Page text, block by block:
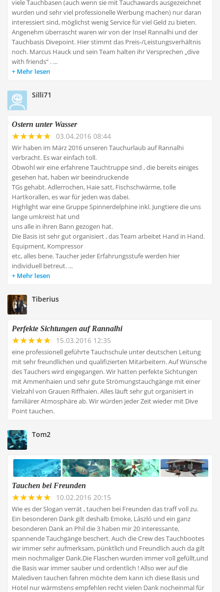
viele Tauchbasen (auch wenn sie mit Tauchawards ausgezeichnet
wurden und sehr viel professionelle Werbung machen) nur daran
interessiert sind, möglichst wenig Service für viel Geld zu bieten.
Angenehm überrascht waren wir von der Insel Rannalhi und der
Tauchbasis Divepoint. Hier stimmt das Preis-/Leistungsverhältnis
noch. Marcus Hauck und sein Team halten ihr Versprechen „dive
with friends“ . ...
Mehr lesen
Silli71
Ostern unter Wasser
03.04.2016 08:44
Wir haben im März 2016 unseren Tauchurlaub auf Rannalhi
verbracht. Es war einfach toll.
Obwohl wir eine erfahrene Tauchtruppe sind , die bereits einiges
gesehen hat, haben wir beeindruckende
TGs gehabt. Adlerrochen, Haie satt, Fischschwärme, tolle
Hartkorallen, es war für jeden was dabei.
Highlight war eine Gruppe Spinnerdelphine inkl. Jungtiere die uns
lange umkreist hat und
uns alle in ihren Bann gezogen hat.
Die Basis ist sehr gut organisiert , das Team arbeitet Hand in Hand.
Equipment, Kompressor
etc, alles bene. Taucher jeder Erfahrungsstufe werden hier
individuell betreut. ...
Mehr lesen
Tiberius
Perfekte Sichtungen auf Rannalhi
15.03.2016 12:35
eine professionell geführte Tauchschule unter deutschen Leitung
mit sehr freundlichen und qualifizierten Mitarbeitern. Auf Wünsche
des Tauchers wird eingegangen. Wir hatten perfekte Sichtungen
mit Ammenhaien und sehr gute Strömungstauchgänge mit einer
Vielzahl von Grauen Riffhaien. Alles läuft sehr gut organisiert in
familiärer Atmosphäre ab. Wir würden jeder Zeit wieder mit Dive
Point tauchen.
Tom2
Tauchen bei Freunden
10.02.2016 20:15
Wie es der Slogan verrät , tauchen bei Freunden das traff voll zu.
Ein besonderen Dank gilt deshalb Emoke, László und ein ganz
besonderen Dank an Phil die 3 haben mir 20 interessante,
spannende Tauchgänge beschert. Auch die Crew des Tauchbootes
wir immer sehr aufmerksam, pünktlich und Freundlich auch da gilt
mein nochmaliger Dank.Die Flaschen wurden immer voll gefüllt,und
die Basis war immer sauber und ordentlich ! Allso wer auf die
Malediven tauchen fahren möchte dem kann ich diese Basis und
Hotel nur wärmstens empfehlen recht vielen Dank nocheinmal für